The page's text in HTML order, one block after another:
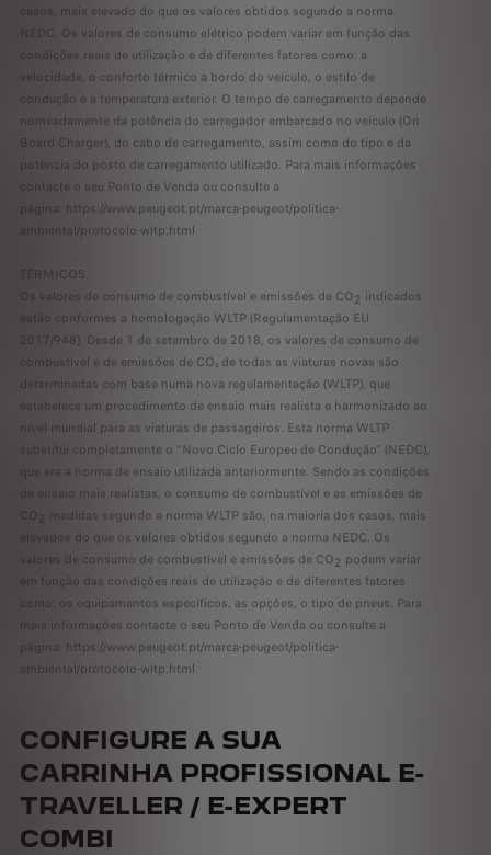
casos, mais elevado do que os valores obtidos segundo a norma
NEDC. Os valores de consumo elétrico podem variar em função das
condições reais de utilização e de diferentes fatores como: a
velocidade, o conforto térmico a bordo do veículo, o estilo de
condução e a temperatura exterior. O tempo de carregamento depende
nomeadamente da potência do carregador embarcado no veículo (On
Board Charger), do cabo de carregamento, assim como do tipo e da
potência do posto de carregamento utilizado. Para mais informações
contacte o seu Ponto de Venda ou consulte a
página: https://www.peugeot.pt/marca-peugeot/politica-
ambiental/protocolo-wltp.html
TÉRMICOS
Os valores de consumo de combustível e emissões de CO2 indicados
estão conformes a homologação WLTP (Regulamentação EU
2017/948). Desde 1 de setembro de 2018, os valores de consumo de
combustível e de emissões de CO₂ de todas as viaturas novas são
determinadas com base numa nova regulamentação (WLTP), que
estabelece um procedimento de ensaio mais realista e harmonizado ao
nível mundial para as viaturas de passageiros. Esta norma WLTP
substitui completamente o “Novo Ciclo Europeu de Condução” (NEDC),
que era a norma de ensaio utilizada anteriormente. Sendo as condições
de ensaio mais realistas, o consumo de combustível e as emissões de
CO2 medidas segundo a norma WLTP são, na maioria dos casos, mais
elevados do que os valores obtidos segundo a norma NEDC. Os
valores de consumo de combustível e emissões de CO2 podem variar
em função das condições reais de utilização e de diferentes fatores
como: os equipamentos específicos, as opções, o tipo de pneus. Para
mais informações contacte o seu Ponto de Venda ou consulte a
página: https://www.peugeot.pt/marca-peugeot/politica-
ambiental/protocolo-wltp.html
CONFIGURE A SUA
CARRINHA PROFISSIONAL E-
TRAVELLER / E-EXPERT
COMBI